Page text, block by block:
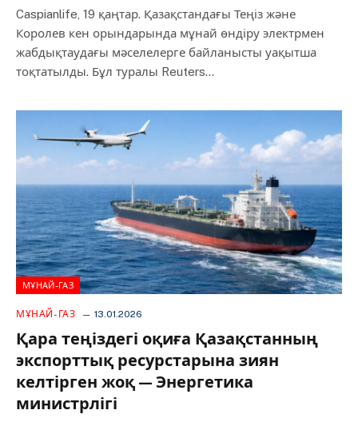
Caspianlife, 19 қаңтар. Қазақстандағы Теңіз және
Королев кен орындарында мұнай өндіру электрмен
жабдықтаудағы мәселелерге байланысты уақытша
тоқтатылды. Бұл туралы Reuters…
МҰНАЙ-ГАЗ
МҰНАЙ-ГАЗ 13.01.2026
Қара теңіздегі оқиға Қазақстанның
экспорттық ресурстарына зиян
келтірген жоқ — Энергетика
министрлігі